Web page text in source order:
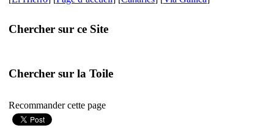
Chercher sur ce Site
Chercher sur la Toile
Recommander cette page